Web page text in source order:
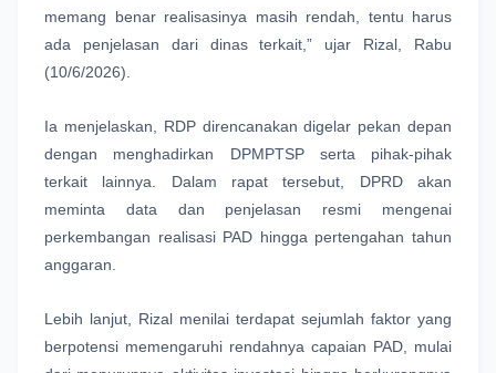
memang benar realisasinya masih rendah, tentu harus
ada penjelasan dari dinas terkait,” ujar Rizal, Rabu
(10/6/2026).
Ia menjelaskan, RDP direncanakan digelar pekan depan
dengan menghadirkan DPMPTSP serta pihak-pihak
terkait lainnya. Dalam rapat tersebut, DPRD akan
meminta data dan penjelasan resmi mengenai
perkembangan realisasi PAD hingga pertengahan tahun
anggaran.
Lebih lanjut, Rizal menilai terdapat sejumlah faktor yang
berpotensi memengaruhi rendahnya capaian PAD, mulai